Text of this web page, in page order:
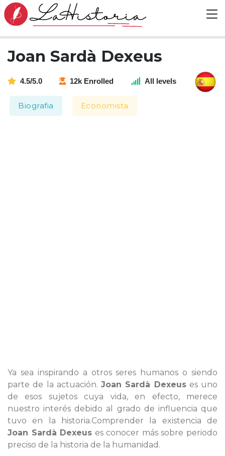
Joan Sardà Dexeus
4.5/5.0 12k Enrolled All levels
Biografia Economista
Ya sea inspirando a otros seres humanos o siendo
parte de la actuación. Joan Sardà Dexeuses uno
de esos sujetos cuya vida, en efecto, merece
nuestro interés debido al grado de influencia que
tuvo en la historia.Comprender la existencia de
Joan Sardà Dexeus es conocer más sobre periodo
preciso de la historia de la humanidad.